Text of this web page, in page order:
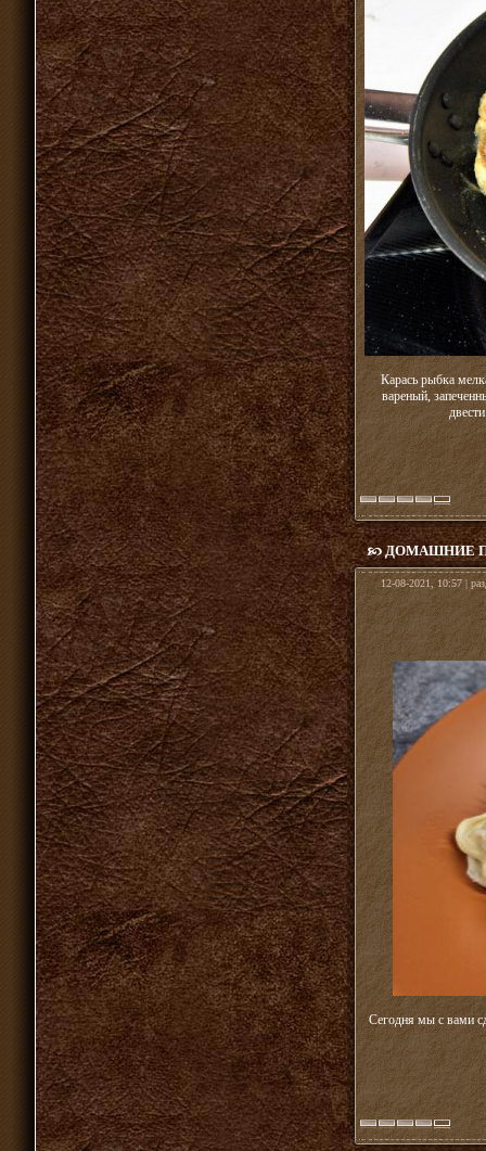
Карась рыбка
вареный,
ДОМАШНИЕ
12-08-2021, 10:57 |
Сегодня мы с вами